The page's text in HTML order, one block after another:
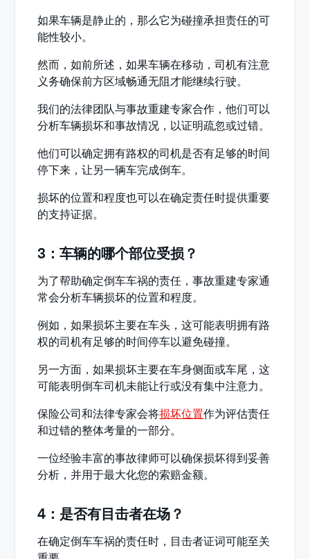
如果车辆是静止的，那么它为碰撞承担责任的可
能性较小。
然而，如前所述，如果车辆在移动，司机有注意
义务确保前方区域畅通无阻才能继续行驶。
我们的法律团队与事故重建专家合作，他们可以
分析车辆损坏和事故情况，以证明疏忽或过错。
他们可以确定拥有路权的司机是否有足够的时间
停下来，让另一辆车完成倒车。
损坏的位置和程度也可以在确定责任时提供重要
的支持证据。
3：车辆的哪个部位受损？
为了帮助确定倒车车祸的责任，事故重建专家通
常会分析车辆损坏的位置和程度。
例如，如果损坏主要在车头，这可能表明拥有路
权的司机有足够的时间停车以避免碰撞。
另一方面，如果损坏主要在车身侧面或车尾，这
可能表明倒车司机未能让行或没有集中注意力。
保险公司和法律专家会将损坏位置作为评估责任
和过错的整体考量的一部分。
一位经验丰富的事故律师可以确保损坏得到妥善
分析，并用于最大化您的索赔金额。
4：是否有目击者在场？
在确定倒车车祸的责任时，目击者证词可能至关